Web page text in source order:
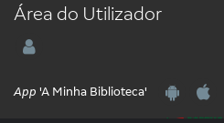
Área do Utilizador
App 'A Minha Biblioteca'